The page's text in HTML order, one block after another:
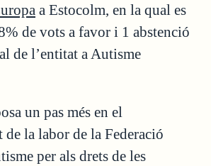
a Estocolm, en la qual es
de vots a favor i 1 abstenció
de l’entitat a Autisme
un pas més en el
de la labor de la Federació
per als drets de les